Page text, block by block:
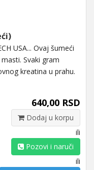
USA... Ovaj šumeći
Svaki gram
kreatina u prahu.
640,00 RSD
Dodaj u korpu
ili
Pozovi i naruči
ili